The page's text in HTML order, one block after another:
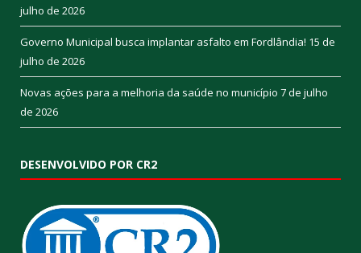
julho de 2026
Governo Municipal busca implantar asfalto em Fordlândia! 15 de
julho de 2026
Novas ações para a melhoria da saúde no município 7 de julho
de 2026
DESENVOLVIDO POR CR2